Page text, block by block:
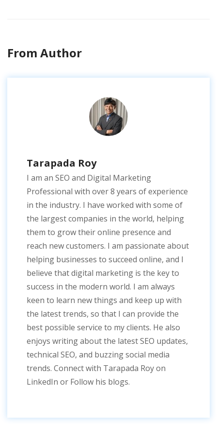
From Author
Tarapada Roy
I am an SEO and Digital Marketing
Professional with over 8 years of experience
in the industry. I have worked with some of
the largest companies in the world, helping
them to grow their online presence and
reach new customers. I am passionate about
helping businesses to succeed online, and I
believe that digital marketing is the key to
success in the modern world. I am always
keen to learn new things and keep up with
the latest trends, so that I can provide the
best possible service to my clients. He also
enjoys writing about the latest SEO updates,
technical SEO, and buzzing social media
trends. Connect with Tarapada Roy on
LinkedIn or Follow his blogs.